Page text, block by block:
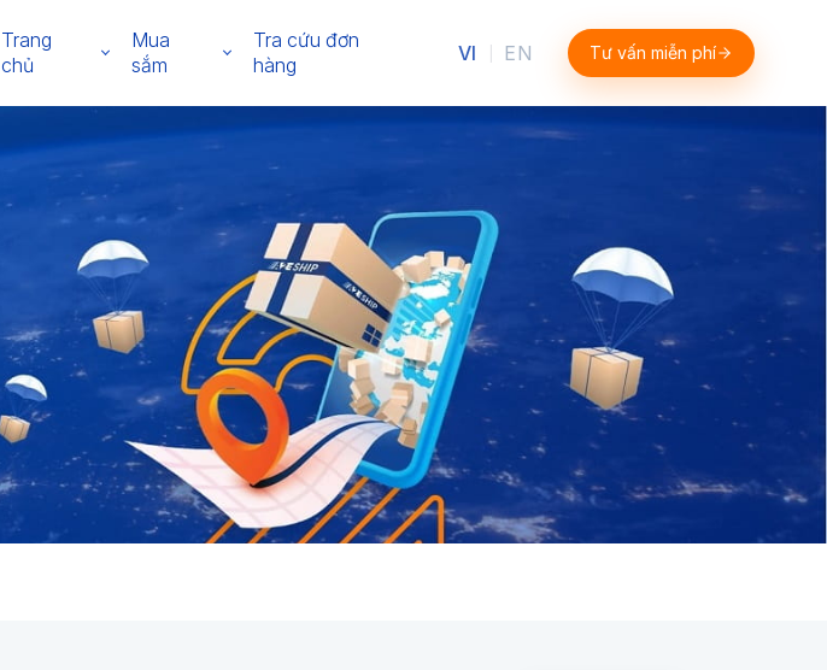
Trang
chủ
Mua
sắm
Tra cứu đơn
hàng
VI EN Tư vấn miễn phí